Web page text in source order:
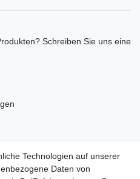
Schreiben Sie uns eine
Technologien auf unserer
Daten von